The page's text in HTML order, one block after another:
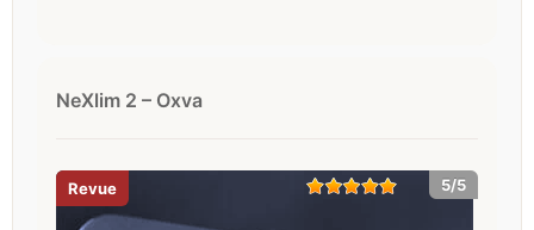
NeXlim 2 – Oxva
5/5